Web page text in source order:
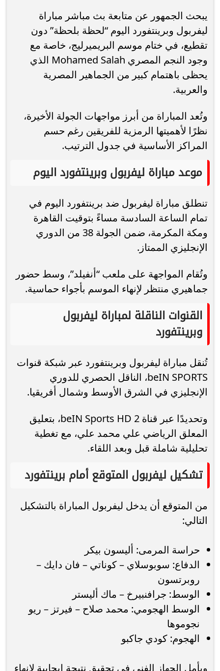
يبحث الجمهور عن متابعة بث مباشر مباراة
ليفربول وبرينتفورد اليوم “لحظة بلحظة” دون
تقطيع، في ختام موسم البريميرليج، خاصة مع
وجود النجم المصري Mohamed Salah الذي
يحظى باهتمام كبير من الجماهير المصرية
والعربية.
وتُعد المباراة من أبرز مواجهات الجولة الأخيرة،
نظرًا لأهميتها الرمزية للفريقين رغم حسم
المراكز الأساسية في جدول الترتيب.
موعد مباراة ليفربول وبرينتفورد اليوم
تنطلق مباراة ليفربول ضد برينتفورد اليوم في
تمام الساعة السادسة مساءً بتوقيت القاهرة
ومكة المكرمة، ضمن الجولة 38 من الدوري
الإنجليزي الممتاز.
وتُقام المواجهة على ملعب “أنفيلد”، وسط حضور
جماهيري منتظر لإنهاء الموسم بأجواء حماسية.
القنوات الناقلة لمباراة ليفربول
وبرينتفورد
تُنقل مباراة ليفربول وبرينتفورد عبر شبكة قنوات
beIN SPORTS، الناقل الحصري للدوري
الإنجليزي في الشرق الأوسط وشمال أفريقيا.
وتحديدًا عبر قناة beIN Sports HD 2، بتعليق
المعلق الرياضي علي محمد علي، مع تغطية
تحليلية شاملة قبل وبعد اللقاء.
تشكيل ليفربول المتوقع أمام برينتفورد
من المتوقع أن يدخل ليفربول المباراة بالتشكيل
التالي:
حراسة المرمى: أليسون بيكر
الدفاع: سوبوسلاي – كوناتي – فان دايك –
روبرتسون
الوسط: جرافنبيرخ – ماك أليستر
الوسط الهجومي: محمد صلاح – فيرتز – ريو
نجوموها
الهجوم: كودي جاكبو
ويأمل الجهاز الفني في تحقيق نتيجة إيجابية لإنهاء